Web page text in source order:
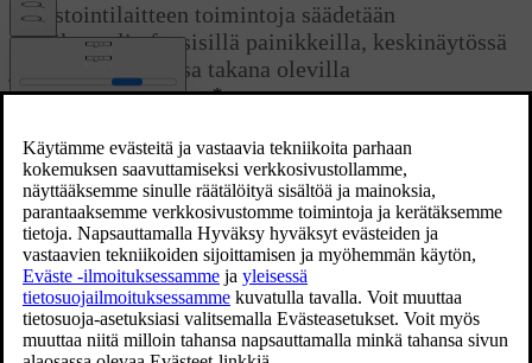
Päivitetty 19.03.2020
Ilmastointilaitteen toimintoja säädetään
keskikonsolin fyysisillä painikkeilla, keskinäytössä
ja tunnelikonsolissa takana olevilla
ilmastointisäätimillä*.
Fyysiset painikkeet keskikonsolissa